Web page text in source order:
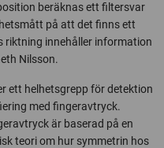
beräknas ett filtersvar
på att det finns ett
riktning innehåller information
Nilsson.
ett helhetsgrepp för detektion
med fingeravtryck.
är baserad på en
teori om hur symmetrin hos